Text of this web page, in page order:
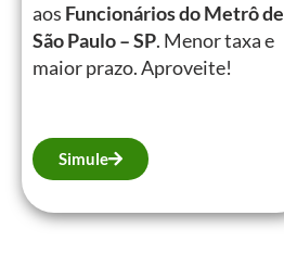
aos Funcionários do Metrôde
São Paulo – SP. Menor taxa e
maior prazo. Aproveite!
Simule